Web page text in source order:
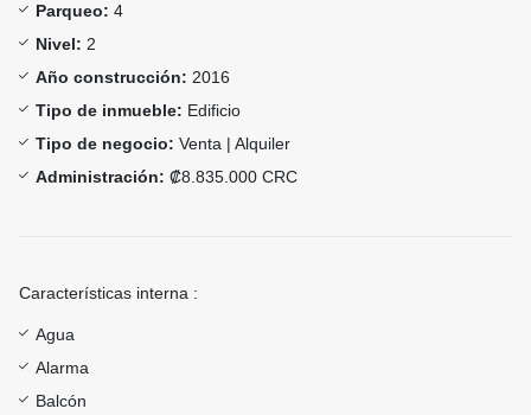
Parqueo: 4
Nivel: 2
Año construcción: 2016
Tipo de inmueble: Edificio
Tipo de negocio: Venta | Alquiler
Administración: ₡8.835.000 CRC
Características interna :
Agua
Alarma
Balcón